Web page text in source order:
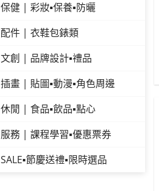
保健 | 彩妝▪保養▪防曬
配件 | 衣鞋包錶類
文創 | 品牌設計▪禮品
插畫 | 貼圖▪動漫▪角色周邊
休閒 | 食品▪飲品▪點心
服務 | 課程學習▪優惠票券
SALE▪節慶送禮▪限時選品